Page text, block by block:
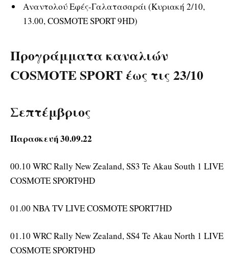
Αναντολού Εφές-Γαλατασαράι (Κυριακή 2/10,
13.00, COSMOTE SPORT 9HD)
Προγράμματα καναλιών
COSMOTE SPORT έως τις 23/10
Σεπτέμβριος
Παρασκευή 30.09.22
00.10 WRC Rally New Zealand, SS3 Te Akau South 1 LIVE
COSMOTE SPORT9HD
01.00 NBA TV LIVE COSMOTE SPORT7HD
01.10 WRC Rally New Zealand, SS4 Te Akau North 1 LIVE
COSMOTE SPORT9HD